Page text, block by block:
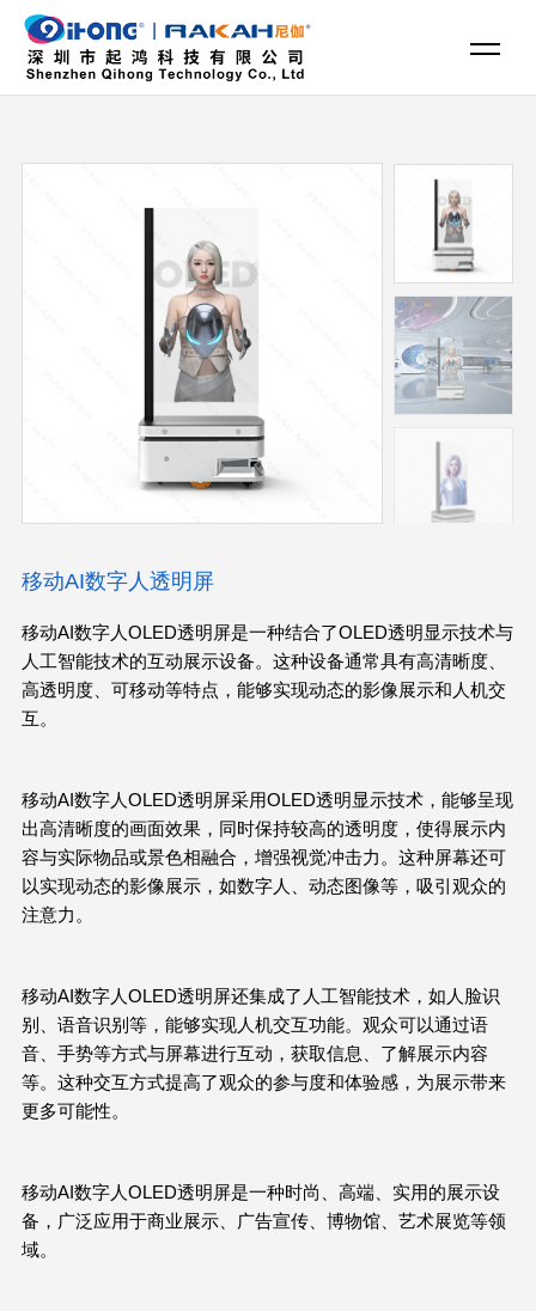
移动AI数字人透明屏
移动AI数字人OLED透明屏是一种结合了OLED透明显示技术与
人工智能技术的互动展示设备。这种设备通常具有高清晰度、
高透明度、可移动等特点，能够实现动态的影像展示和人机交
互。
移动AI数字人OLED透明屏采用OLED透明显示技术，能够呈现
出高清晰度的画面效果，同时保持较高的透明度，使得展示内
容与实际物品或景色相融合，增强视觉冲击力。这种屏幕还可
以实现动态的影像展示，如数字人、动态图像等，吸引观众的
注意力。
移动AI数字人OLED透明屏还集成了人工智能技术，如人脸识
别、语音识别等，能够实现人机交互功能。观众可以通过语
音、手势等方式与屏幕进行互动，获取信息、了解展示内容
等。这种交互方式提高了观众的参与度和体验感，为展示带来
更多可能性。
移动AI数字人OLED透明屏是一种时尚、高端、实用的展示设
备，广泛应用于商业展示、广告宣传、博物馆、艺术展览等领
域。